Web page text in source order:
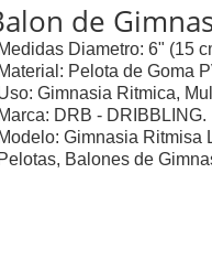
de
Diametro: 6" (15
Pelota de Goma
Gimnasia Ritmica,
DRB - DRIBBLING.
Gimnasia Ritmisa
Balones de